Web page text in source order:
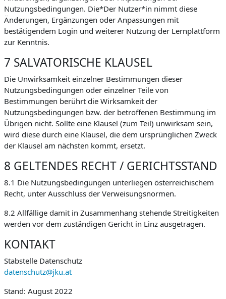
Nutzungsbedingungen. Die*Der Nutzer*in nimmt diese
Änderungen, Ergänzungen oder Anpassungen mit
bestätigendem Login und weiterer Nutzung der Lernplattform
zur Kenntnis.
7 SALVATORISCHE KLAUSEL
Die Unwirksamkeit einzelner Bestimmungen dieser
Nutzungsbedingungen oder einzelner Teile von
Bestimmungen berührt die Wirksamkeit der
Nutzungsbedingungen bzw. der betroffenen Bestimmung im
Übrigen nicht. Sollte eine Klausel (zum Teil) unwirksam sein,
wird diese durch eine Klausel, die dem ursprünglichen Zweck
der Klausel am nächsten kommt, ersetzt.
8 GELTENDES RECHT / GERICHTSSTAND
8.1 Die Nutzungsbedingungen unterliegen österreichischem
Recht, unter Ausschluss der Verweisungsnormen.
8.2 Allfällige damit in Zusammenhang stehende Streitigkeiten
werden vor dem zuständigen Gericht in Linz ausgetragen.
KONTAKT
Stabstelle Datenschutz
datenschutz@jku.at
Stand: August 2022